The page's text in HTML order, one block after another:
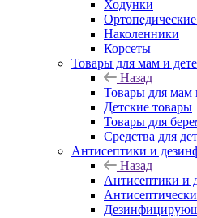
Ходунки
Наколенники
Корсеты
Товары для мам и
Назад
Товары для мам
Детские товары
Товары для
Средства для
Антисептики и
Назад
Антисептики и